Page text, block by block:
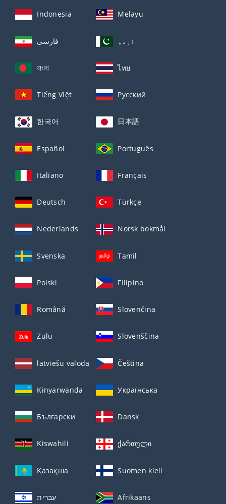
Indonesia Melayu
فارسی اردو
বাংলা ไทย
Tiếng Việt Русский
한국어 日本語
Español Português
Italiano Français
Deutsch Türkçe
Nederlands Norsk bokmål
Svenska Tamil
Polski Filipino
Română Slovenčina
Zulu Slovenščina
latviešu valoda Čeština
Kinyarwanda Українська
Български Dansk
Kiswahili ქართული
Қазақша Suomen kieli
עברית Afrikaans